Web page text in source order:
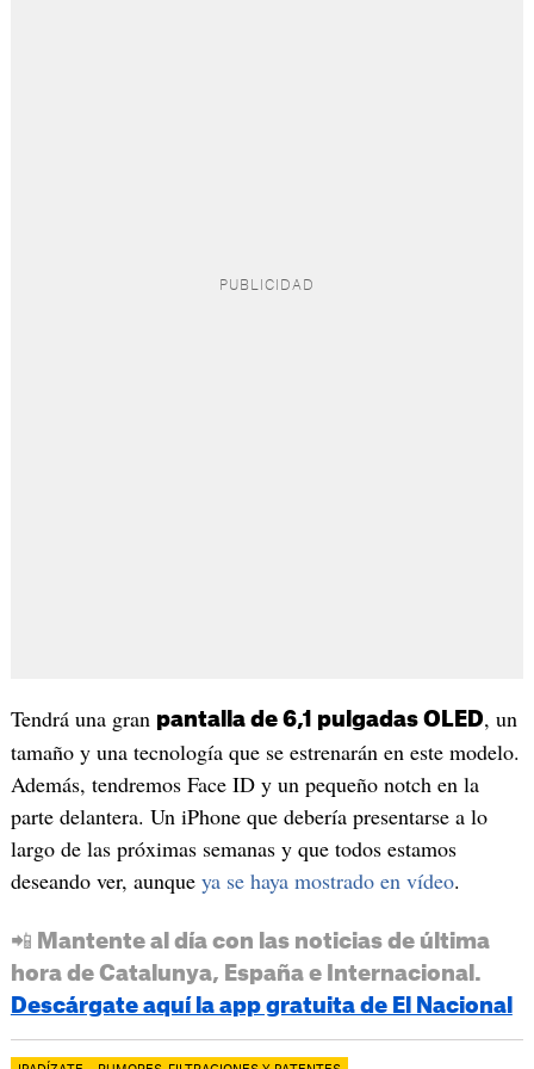
Tendrá una gran pantalla de 6,1 pulgadas OLED, un
tamaño y una tecnología que se estrenarán en este modelo.
Además, tendremos Face ID y un pequeño notch en la
parte delantera. Un iPhone que debería presentarse a lo
largo de las próximas semanas y que todos estamos
deseando ver, aunque ya se haya mostrado en vídeo.
📲 Mantente al día con las noticias de última
hora de Catalunya, España e Internacional.
Descárgate aquí la app gratuita de El Nacional